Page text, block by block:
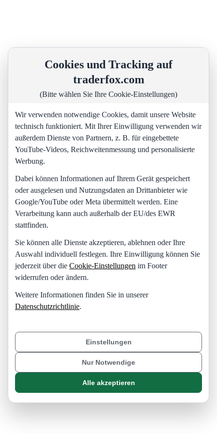
Cookies und Tracking auf
traderfox.com
(Bitte wählen Sie Ihre Cookie-Einstellungen)
Wir verwenden notwendige Cookies, damit unsere Website
technisch funktioniert. Mit Ihrer Einwilligung verwenden wir
außerdem Dienste von Partnern, z. B. für eingebettete
YouTube-Videos, Reichweitenmessung und personalisierte
Werbung.
Dabei können Informationen auf Ihrem Gerät gespeichert
oder ausgelesen und Nutzungsdaten an Drittanbieter wie
Google/YouTube oder Meta übermittelt werden. Eine
Verarbeitung kann auch außerhalb der EU/des EWR
stattfinden.
Sie können alle Dienste akzeptieren, ablehnen oder Ihre
Auswahl individuell festlegen. Ihre Einwilligung können Sie
jederzeit über die Cookie-Einstellungen im Footer
widerrufen oder ändern.
Weitere Informationen finden Sie in unserer
Datenschutzrichtlinie.
Einstellungen
Nur Notwendige
Alle akzeptieren